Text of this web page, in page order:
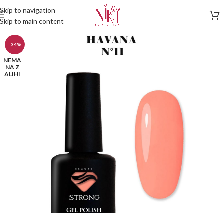
Skip to navigation
Skip to main content
-34%
NEMA
NA Z
ALIHI